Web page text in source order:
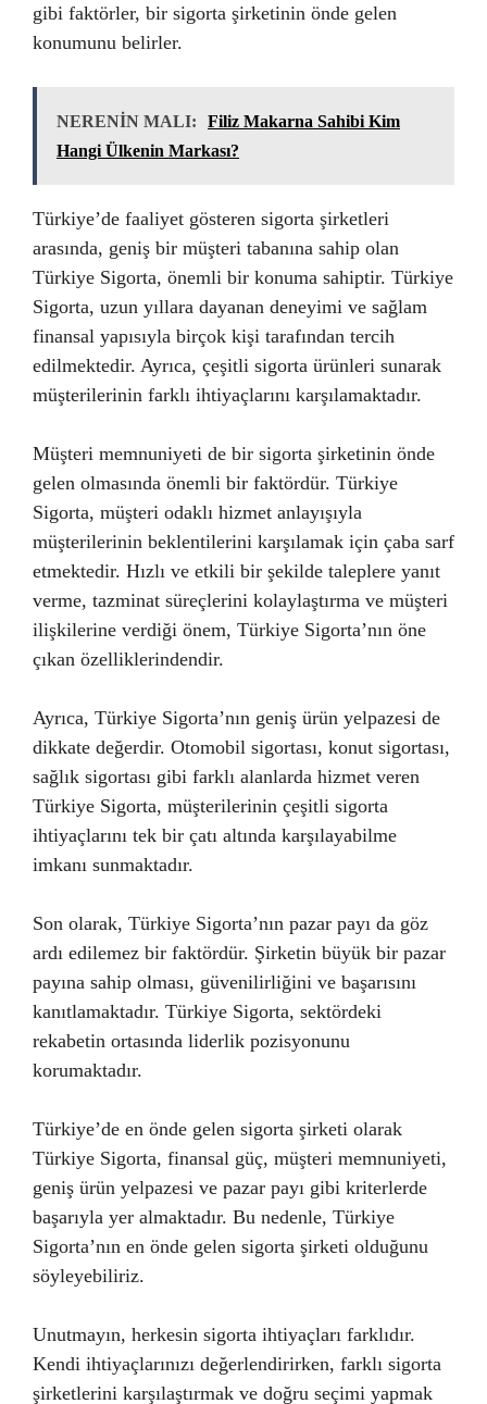
gibi faktörler, bir sigorta şirketinin önde gelen
konumunu belirler.
NERENİN MALI:
Filiz Makarna Sahibi Kim
Hangi Ülkenin Markası?
Türkiye’de faaliyet gösteren sigorta şirketleri
arasında, geniş bir müşteri tabanına sahip olan
Türkiye Sigorta, önemli bir konuma sahiptir. Türkiye
Sigorta, uzun yıllara dayanan deneyimi ve sağlam
finansal yapısıyla birçok kişi tarafından tercih
edilmektedir. Ayrıca, çeşitli sigorta ürünleri sunarak
müşterilerinin farklı ihtiyaçlarını karşılamaktadır.
Müşteri memnuniyeti de bir sigorta şirketinin önde
gelen olmasında önemli bir faktördür. Türkiye
Sigorta, müşteri odaklı hizmet anlayışıyla
müşterilerinin beklentilerini karşılamak için çaba sarf
etmektedir. Hızlı ve etkili bir şekilde taleplere yanıt
verme, tazminat süreçlerini kolaylaştırma ve müşteri
ilişkilerine verdiği önem, Türkiye Sigorta’nın öne
çıkan özelliklerindendir.
Ayrıca, Türkiye Sigorta’nın geniş ürün yelpazesi de
dikkate değerdir. Otomobil sigortası, konut sigortası,
sağlık sigortası gibi farklı alanlarda hizmet veren
Türkiye Sigorta, müşterilerinin çeşitli sigorta
ihtiyaçlarını tek bir çatı altında karşılayabilme
imkanı sunmaktadır.
Son olarak, Türkiye Sigorta’nın pazar payı da göz
ardı edilemez bir faktördür. Şirketin büyük bir pazar
payına sahip olması, güvenilirliğini ve başarısını
kanıtlamaktadır. Türkiye Sigorta, sektördeki
rekabetin ortasında liderlik pozisyonunu
korumaktadır.
Türkiye’de en önde gelen sigorta şirketi olarak
Türkiye Sigorta, finansal güç, müşteri memnuniyeti,
geniş ürün yelpazesi ve pazar payı gibi kriterlerde
başarıyla yer almaktadır. Bu nedenle, Türkiye
Sigorta’nın en önde gelen sigorta şirketi olduğunu
söyleyebiliriz.
Unutmayın, herkesin sigorta ihtiyaçları farklıdır.
Kendi ihtiyaçlarınızı değerlendirirken, farklı sigorta
şirketlerini karşılaştırmak ve doğru seçimi yapmak